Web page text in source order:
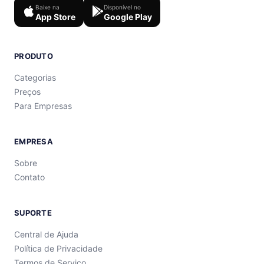
Baixe na
App Store
Disponível no
Google Play
PRODUTO
Categorias
Preços
Para Empresas
EMPRESA
Sobre
Contato
SUPORTE
Central de Ajuda
Política de Privacidade